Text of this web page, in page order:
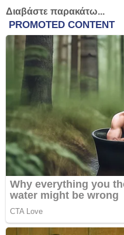
Διαβάστε παρακάτω...